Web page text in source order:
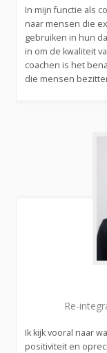
In mijn functie als
naar mensen die
gebruiken in hun
in om de kwaliteit
coachen is het
die mensen
Re-
Ik kijk vooral naar
positiviteit en